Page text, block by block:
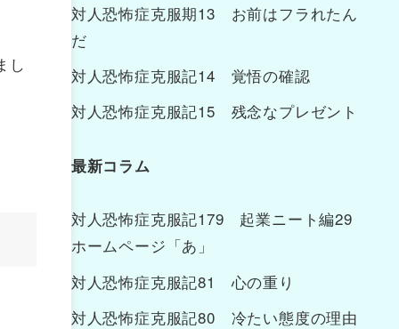
し
対人恐怖症克服期13 お前はフラれたん
だ
対人恐怖症克服記14 覚悟の確認
対人恐怖症克服記15 残念なプレゼント
最新コラム
対人恐怖症克服記179 起業ニート編29
ホームページ「あ」
対人恐怖症克服記81 心の重り
対人恐怖症克服記80 冷たい態度の理由